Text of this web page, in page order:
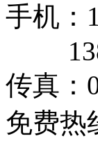
手机：
传真：
免费热